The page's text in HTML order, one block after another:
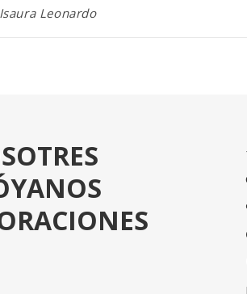
Isaura Leonardo